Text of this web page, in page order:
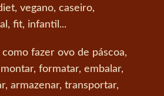
vegano, caseiro,
fit, infantil...
fazer ovo de páscoa,
formatar, embalar,
armazenar, transportar,